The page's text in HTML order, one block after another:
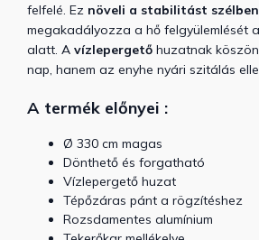
felfelé. Ez növeli a stabilitást szélben
megakadályozza a hő felgyülemlését
alatt. A vízlepergető huzatnak
nap, hanem az enyhe nyári szitálás
A termék előnyei :
Ø 330 cm magas
Dönthető és forgatható
Vízlepergető huzat
Tépőzáras pánt a rögzítéshez
Rozsdamentes alumínium